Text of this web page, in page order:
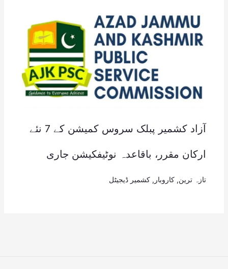
آزاد کشمیر پبلک سروس کمیشن کے 7 نئے
ارکان مقرر، باقاعدہ نوٹیفکیشن جاری
تازہ ترین کاروبار کشمیر ڈیجیٹل